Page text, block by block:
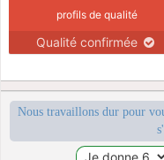
profils de qualité
Qualité confirmée
Nous travaillons dur pour